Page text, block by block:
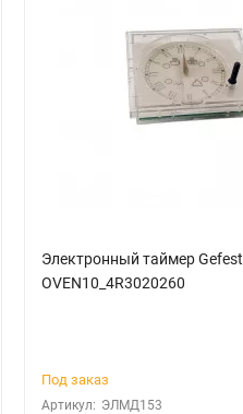
Электронный таймер Gefest
OVEN10_4R3020260
Под заказ
Артикул: ЭЛМД153